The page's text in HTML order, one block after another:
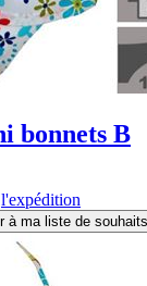
bonnets B
l'expédition